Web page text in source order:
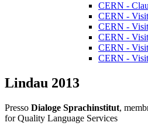
CERN -
CERN -
CERN -
CERN -
CERN -
CERN -
Lindau 2013
Presso Dialoge Sprachinstitut,
for Quality Language Services